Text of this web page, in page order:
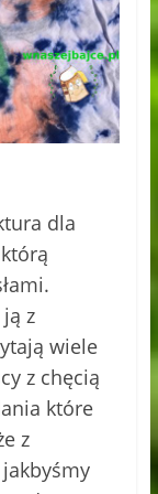
dla
z
wiele
z chęcią
które
z